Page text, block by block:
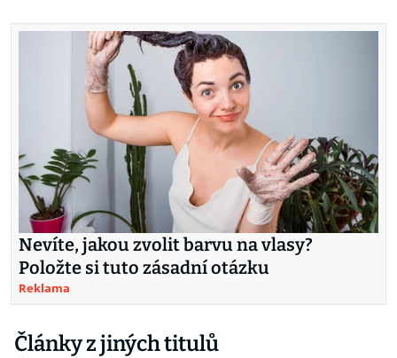
Nevíte, jakou zvolit barvu na vlasy?
Položte si tuto zásadní otázku
Reklama
Články z jiných titulů